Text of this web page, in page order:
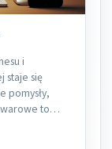
i
staje się
pomysły,
to